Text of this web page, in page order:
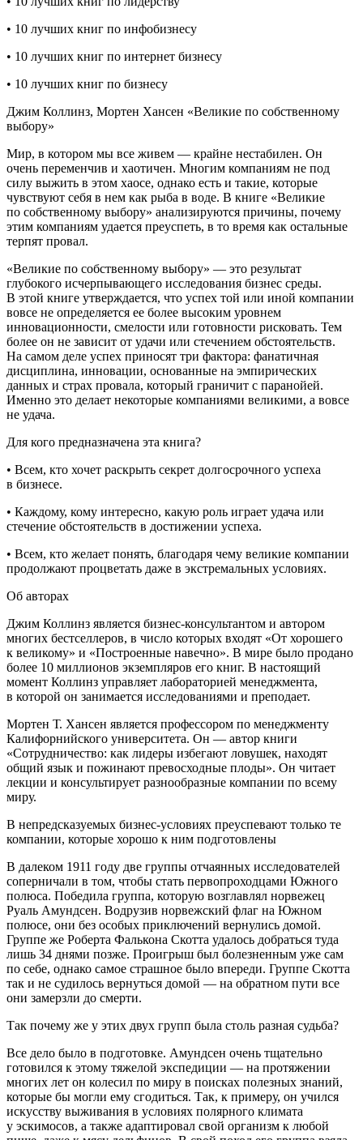
• 10 лучших книг по инфобизнесу
• 10 лучших книг по интернет бизнесу
• 10 лучших книг по бизнесу
Джим Коллинз, Мортен Хансен «Великие по собственному
выбору»
Мир, в котором мы все живем — крайне нестабилен. Он
очень переменчив и хаотичен. Многим компаниям не под
силу выжить в этом хаосе, однако есть и такие, которые
чувствуют себя в нем как рыба в воде. В книге «Великие
по собственному выбору» анализируются причины, почему
этим компаниям удается преуспеть, в то время как остальные
терпят провал.
«Великие по собственному выбору» — это результат
глубокого исчерпывающего исследования бизнес среды.
В этой книге утверждается, что успех той или иной компании
вовсе не определяется ее более высоким уровнем
инновационности, смелости или готовности рисковать. Тем
более он не зависит от удачи или стечением обстоятельств.
На самом деле успех приносят три фактора: фанатичная
дисциплина, инновации, основанные на эмпирических
данных и страх провала, который граничит с паранойей.
Именно это делает некоторые компаниями великими, а вовсе
не удача.
Для кого предназначена эта книга?
• Всем, кто хочет раскрыть секрет долгосрочного успеха
в бизнесе.
• Каждому, кому интересно, какую роль играет удача или
стечение обстоятельств в достижении успеха.
• Всем, кто желает понять, благодаря чему великие компании
продолжают процветать даже в экстремальных условиях.
Об авторах
Джим Коллинз является бизнес-консультантом и автором
многих бестселлеров, в число которых входят «От хорошего
к великому» и «Построенные навечно». В мире было продано
более 10 миллионов экземпляров его книг. В настоящий
момент Коллинз управляет лабораторией менеджмента,
в которой он занимается исследованиями и преподает.
Мортен Т. Хансен является профессором по менеджменту
Калифорнийского университета. Он — автор книги
«Сотрудничество: как лидеры избегают ловушек, находят
общий язык и пожинают превосходные плоды». Он читает
лекции и консультирует разнообразные компании по всему
миру.
В непредсказуемых бизнес-условиях преуспевают только те
компании, которые хорошо к ним подготовлены
В далеком 1911 году две группы отчаянных исследователей
соперничали в том, чтобы стать первопроходцами Южного
полюса. Победила группа, которую возглавлял норвежец
Руаль Амундсен. Водрузив норвежский флаг на Южном
полюсе, они без особых приключений вернулись домой.
Группе же Роберта Фалькона Скотта удалось добраться туда
лишь 34 днями позже. Проигрыш был болезненным уже сам
по себе, однако самое страшное было впереди. Группе Скотта
так и не судилось вернуться домой — на обратном пути все
они замерзли до смерти.
Так почему же у этих двух групп была столь разная судьба?
Все дело было в подготовке. Амундсен очень тщательно
готовился к этому тяжелой экспедиции — на протяжении
многих лет он колесил по миру в поисках полезных знаний,
которые бы могли ему сгодиться. Так, к примеру, он учился
искусству выживания в условиях полярного климата
у эскимосов, а также адаптировал свой организм к любой